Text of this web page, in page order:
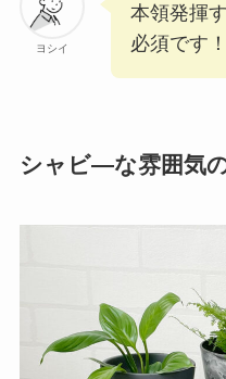
ヨシイ
本領発揮
必須です！
シャビ―な雰囲気